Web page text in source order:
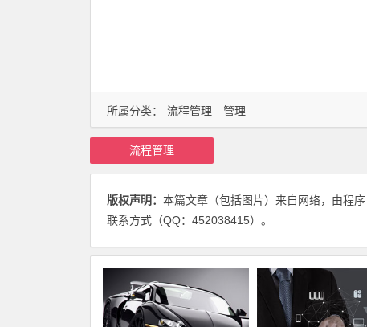
所属分类： 流程管理 管理
流程管理
版权声明： 本篇文章（包括图片）来自网络，由程
联系方式（QQ：452038415）。